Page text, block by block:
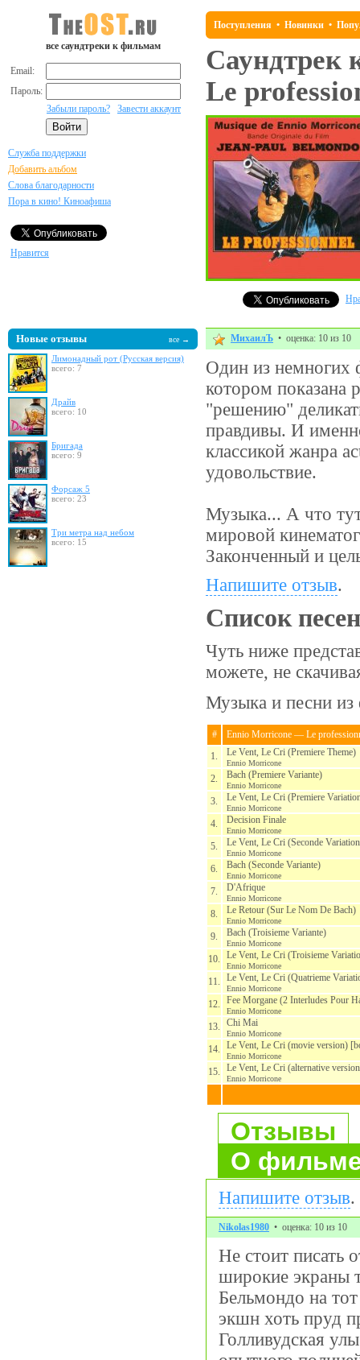
все саундтреки к фильмам
Email:
Пароль:
Забыли пароль?
Завести аккаунт
Служба поддержки
Добавить альбом
Слова благодарности
Пора в кино! Киноафиша
Нравится
Новые отзывы все →
Лимонадный рот (Русская версия)
всего: 7
Драйв
всего: 10
Бригада
всего: 9
Форсаж 5
всего: 23
Три метра над небом
всего: 15
Поступления • Новинки •
Саундтрек
Le
МихаилЪ • оценка: 10 из 10
Один из немногих
котором показана
"решению"
правдивы. И
классикой жанра
удовольствие.
Музыка... А что
мировой
Законченный и
Напишите отзыв.
Список песен
Чуть ниже
можете, не
Музыка и песни
#
Ennio Morricone — Le
1.
Le Vent, Le Cri (Premiere Theme)
Ennio Morricone
2. Bach (Premiere Variante)
Ennio Morricone
3. Le Vent, Le Cri (Premiere
Ennio Morricone
4. Decision Finale
Ennio Morricone
5. Le Vent, Le Cri (Seconde
Ennio Morricone
6. Bach (Seconde Variante)
Ennio Morricone
7. D'Afrique
Ennio Morricone
8. Le Retour (Sur Le Nom De Bach)
Ennio Morricone
9. Bach (Troisieme Variante)
Ennio Morricone
10. Le Vent, Le Cri (Troisieme
Ennio Morricone
11. Le Vent, Le Cri (Quatrieme
Ennio Morricone
12. Fee Morgane (2 Interludes Pour
Ennio Morricone
13. Chi Mai
Ennio Morricone
14. Le Vent, Le Cri (movie version)
Ennio Morricone
15. Le Vent, Le Cri (alternative
Ennio Morricone
Отзывы
О
Напишите отзыв.
Nikolas1980 • оценка: 10 из 10
Не стоит писать
широкие экраны
Бельмондо на
экшн хоть пруд
Голливудская